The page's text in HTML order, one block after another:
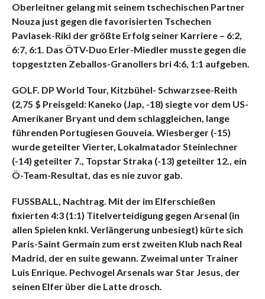
Oberleitner gelang mit seinem tschechischen Partner
Nouza just gegen die favorisierten Tschechen
Pavlasek-Rikl der größte Erfolg seiner Karriere – 6:2,
6:7, 6:1. Das ÖTV-Duo Erler-Miedler musste gegen die
topgestzten Zeballos-Granollers bri 4:6, 1:1 aufgeben.
GOLF. DP World Tour, Kitzbühel- Schwarzsee-Reith
(2,75 $ Preisgeld: Kaneko (Jap, -18) siegte vor dem US-
Amerikaner Bryant und dem schlaggleichen, lange
führenden Portugiesen Gouveia. Wiesberger (-15)
wurde geteilter Vierter, Lokalmatador Steinlechner
(-14) geteilter 7., Topstar Straka (-13) geteilter 12., ein
Ö-Team-Resultat, das es nie zuvor gab.
FUSSBALL, Nachtrag. Mit der im Elferschießen
fixierten 4:3 (1:1) Titelverteidigung gegen Arsenal (in
allen Spielen knkl. Verlängerung unbesiegt) kürte sich
Paris-Saint Germain zum erst zweiten Klub nach Real
Madrid, der en suite gewann. Zweimal unter Trainer
Luis Enrique. Pechvogel Arsenals war Star Jesus, der
seinen Elfer über die Latte drosch.